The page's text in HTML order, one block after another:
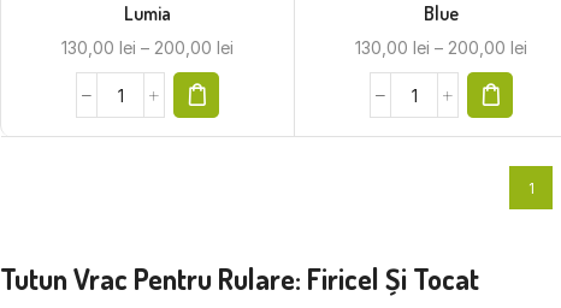
Lumia
130,00lei – 200,00lei
Blue
130,00lei – 200,00lei
1
Tutun Vrac Pentru Rulare: Firicel Și Tocat